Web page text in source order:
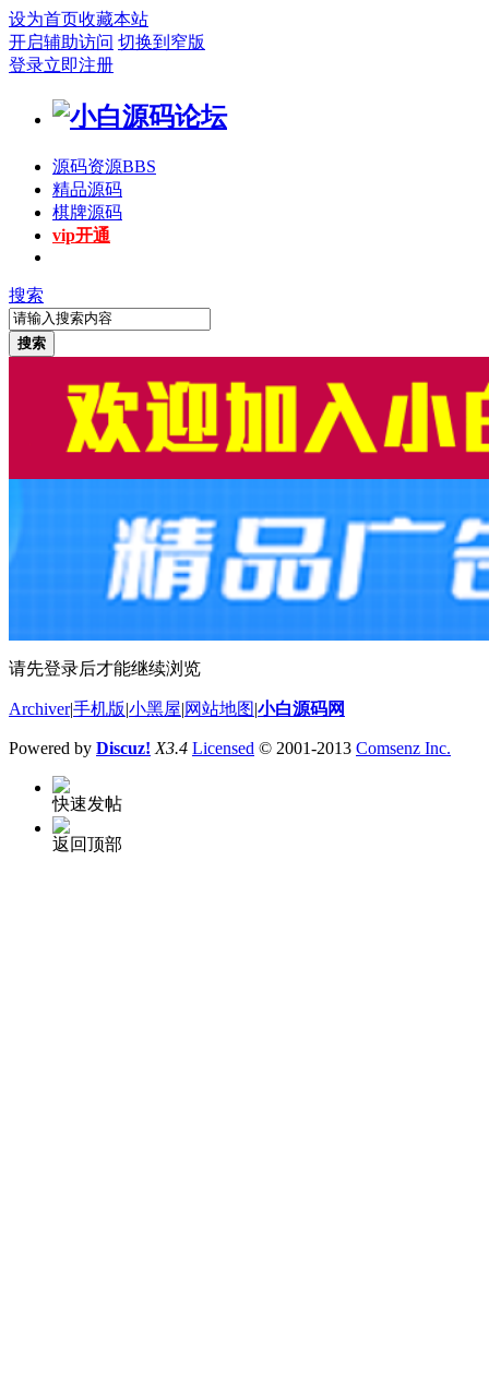
设为首页收藏本站
开启辅助访问 切换到窄版
登录立即注册
源码资源BBS
精品源码
棋牌源码
vip开通
搜索
搜索
请先登录后才能继续浏览
Archiver|手机版 小黑屋 网站地图 小白源码网
Powered by Discuz! X3.4 Licensed © 2001-2013 Comsenz Inc.
快速发帖
返回顶部